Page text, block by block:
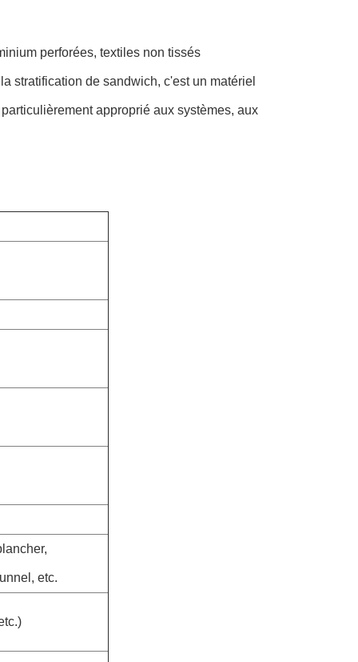
perforées, textiles non tissés
stratification de sandwich, c'est un matériel
approprié aux systèmes, aux
etc.